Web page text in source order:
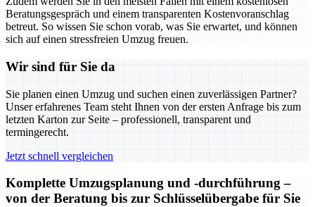
Beratungsgespräch und einem transparenten Kostenvoranschlag
betreut. So wissen Sie schon vorab, was Sie erwartet, und können
sich auf einen stressfreien Umzug freuen.
Wir sind für Sie da
Sie planen einen Umzug und suchen einen zuverlässigen Partner?
Unser erfahrenes Team steht Ihnen von der ersten Anfrage bis zum
letzten Karton zur Seite – professionell, transparent und
termingerecht.
Jetzt schnell vergleichen
Komplette Umzugsplanung und -durchführung –
von der Beratung bis zur Schlüsselübergabe für Sie